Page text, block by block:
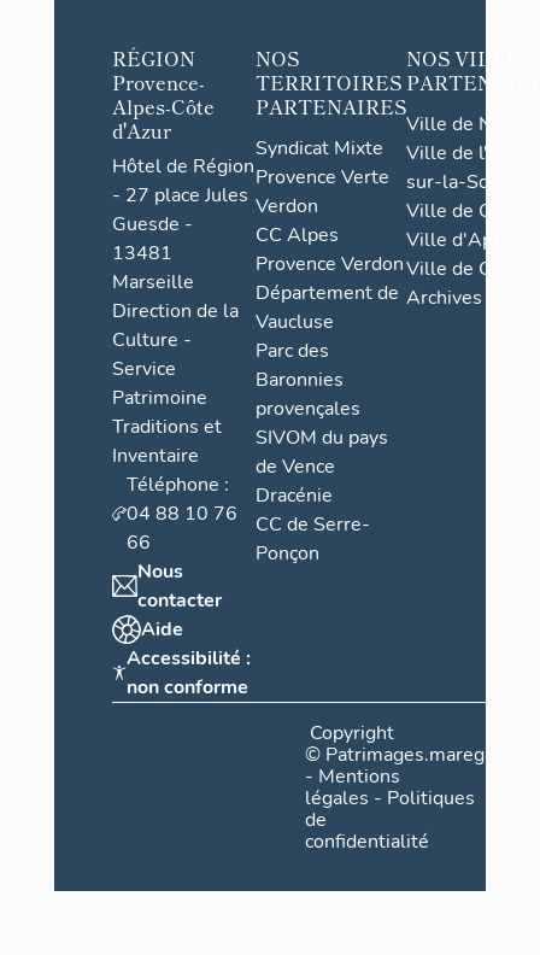
RÉGION
Provence-
Alpes-Côte
d'Azur
Hôtel de Région
- 27 place Jules
Guesde -
13481
Marseille
Direction de la
Culture -
Service
Patrimoine
Traditions et
Inventaire
Téléphone :
04 88 10 76
66
Nous
contacter
Aide
Accessibilité :
non conforme
NOS
TERRITOIRES
PARTENAIRES
Syndicat Mixte
Provence Verte
Verdon
CC Alpes
Provence Verdon
Département de
Vaucluse
Parc des
Baronnies
provençales
SIVOM du pays
de Vence
Dracénie
CC de Serre-
Ponçon
NOS VILLES
Ville de Nice
Ville de l'Isle-
sur-la-Sorgue
Ville de Grasse
Ville d'Apt
Ville de
Archives
Copyright
©
- Mentions
légales - Politiques
de
confidentialité